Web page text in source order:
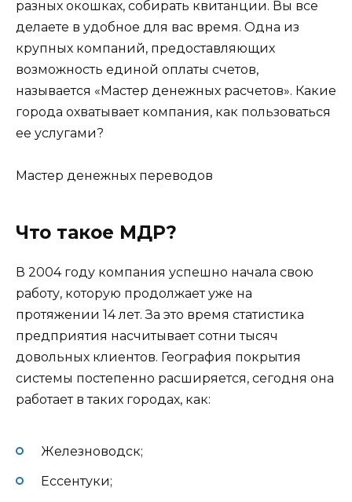
разных окошках, собирать квитанции. Вы все
делаете в удобное для вас время. Одна из
крупных компаний, предоставляющих
возможность единой оплаты счетов,
называется «Мастер денежных расчетов». Какие
города охватывает компания, как пользоваться
ее услугами?
Мастер денежных переводов
Что такое МДР?
В 2004 году компания успешно начала свою
работу, которую продолжает уже на
протяжении 14 лет. За это время статистика
предприятия насчитывает сотни тысяч
довольных клиентов. География покрытия
системы постепенно расширяется, сегодня она
работает в таких городах, как:
Железноводск;
Ессентуки;